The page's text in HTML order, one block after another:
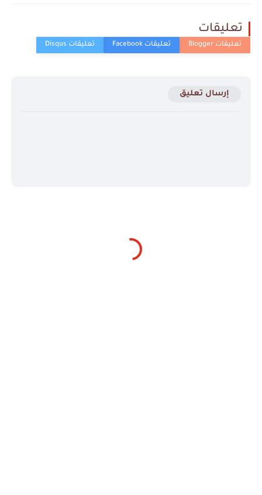
تعليقات
إرسال تعليق